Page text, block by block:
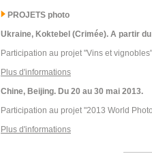
PROJETS photo
Ukraine, Koktebel (Crimée). A partir
Participation au projet "Vins et
Plus d'informations
Chine, Beijing. Du 20 au 30 mai 2013.
Participation au projet "2013 World
Plus d'informations